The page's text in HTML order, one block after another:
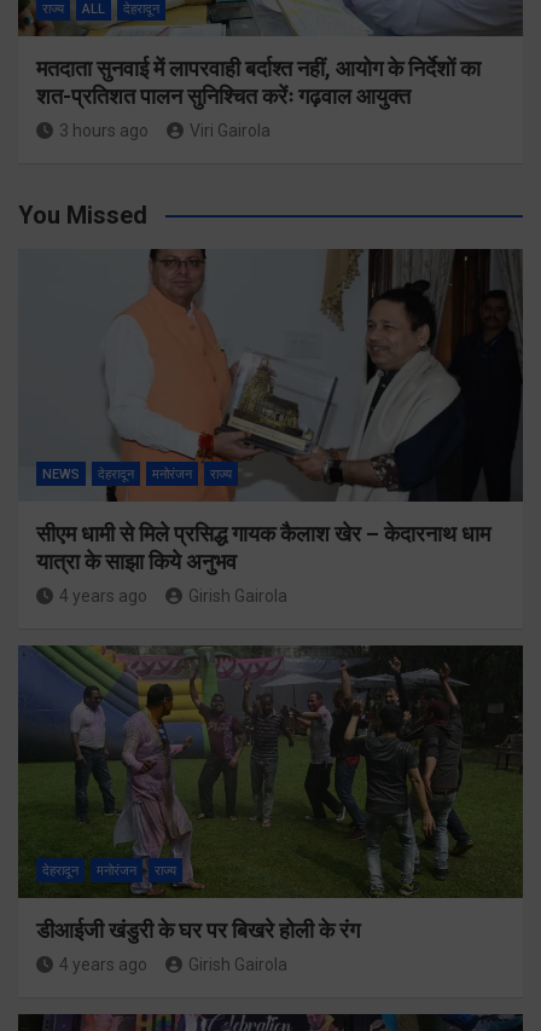
राज्य ALL देहरादून
मतदाता सुनवाई में लापरवाही बर्दाश्त नहीं, आयोग के निर्देशों का
शत-प्रतिशत पालन सुनिश्चित करेंः गढ़वाल आयुक्त
3 hours ago Viri Gairola
You Missed
NEWS देहरादून मनोरंजन राज्य
सीएम धामी से मिले प्रसिद्ध गायक कैलाश खेर – केदारनाथ धाम
यात्रा के साझा किये अनुभव
4 years ago Girish Gairola
देहरादून मनोरंजन राज्य
डीआईजी खंडुरी के घर पर बिखरे होली के रंग
4 years ago Girish Gairola